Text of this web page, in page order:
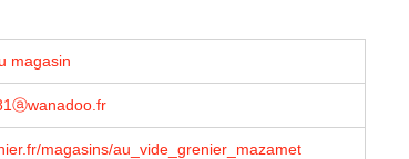
magasin
magasins/au_vide_grenier_mazamet